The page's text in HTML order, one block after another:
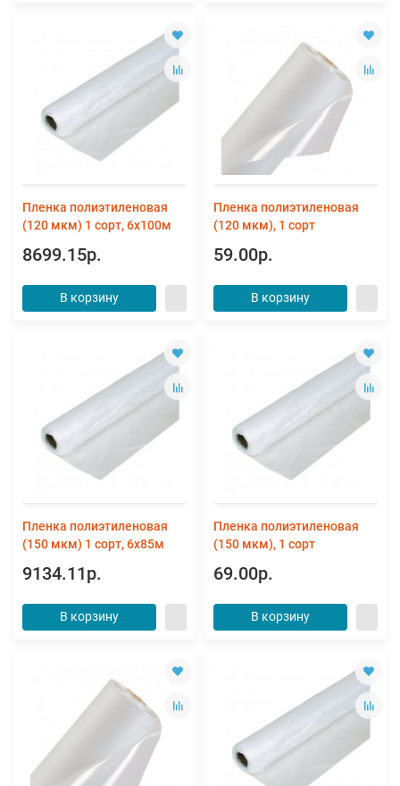
Пленка полиэтиленовая
(120 мкм) 1 сорт, 6х100м
8699.15р.
В корзину
Пленка полиэтиленовая
(120 мкм), 1 сорт
59.00р.
В корзину
Пленка полиэтиленовая
(150 мкм) 1 сорт, 6х85м
9134.11р.
В корзину
Пленка полиэтиленовая
(150 мкм), 1 сорт
69.00р.
В корзину